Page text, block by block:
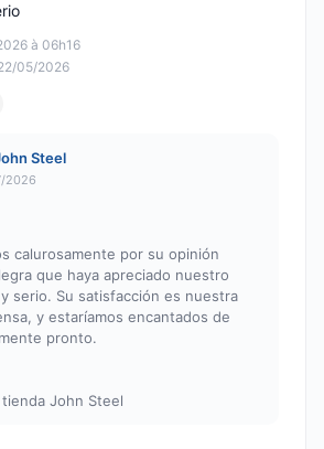
à 06h16
05/2026
Steel
2026
calurosamente por su opinión
que haya apreciado nuestro
serio. Su satisfacción es nuestra
y estaríamos encantados de
pronto.
John Steel